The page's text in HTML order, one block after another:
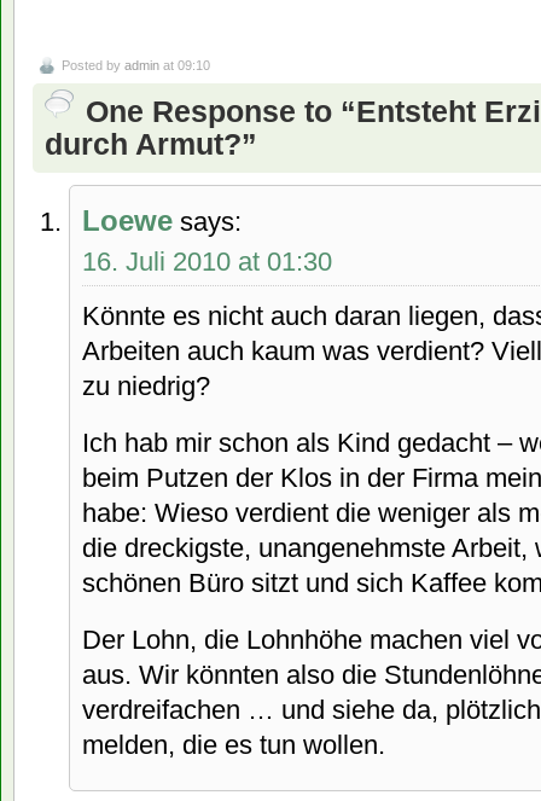
Posted by admin at 09:10
One Response to “Entsteht
durch Armut?”
Loewe says:
16. Juli 2010 at 01:30
Könnte es nicht auch daran liegen,
Arbeiten auch kaum was verdient?
zu niedrig?
Ich hab mir schon als Kind gedacht –
beim Putzen der Klos in der Firma
habe: Wieso verdient die weniger als
die dreckigste, unangenehmste Arbeit,
schönen Büro sitzt und sich Kaffee
Der Lohn, die Lohnhöhe machen viel
aus. Wir könnten also die
verdreifachen … und siehe da,
melden, die es tun wollen.